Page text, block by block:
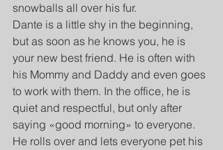
snowballs all over his fur.
Dante is a little shy in the beginning,
but as soon as he knows you, he is
your new best friend. He is often with
his Mommy and Daddy and even goes
to work with them. In the office, he is
quiet and respectful, but only after
saying «good morning» to everyone.
He rolls over and lets everyone pet his